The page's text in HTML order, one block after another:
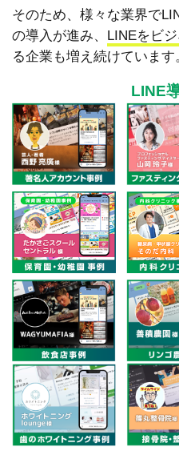
そのため、様々な業界で
の導入が進み、 LINEをビ
る企業も増え続けています
LINE